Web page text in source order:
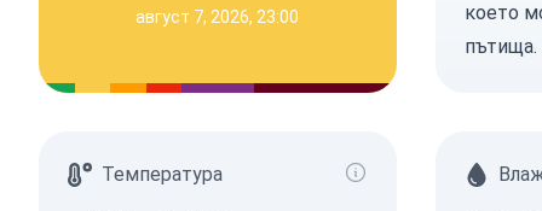
август 7, 2026, 23:00
което
пътища.
Температура